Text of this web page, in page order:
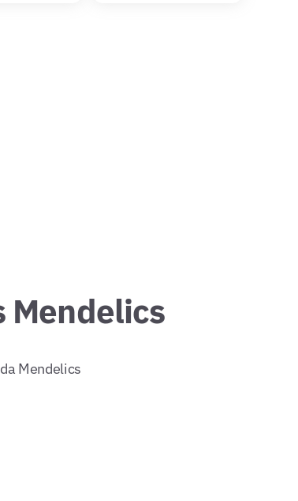
Mendelics
Mendelics